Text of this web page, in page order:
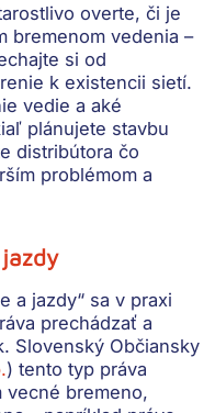
overte, či je
bremenom vedenia –
si od
k existencii sietí.
vedie a aké
plánujete stavbu
distribútora čo
problémom a
a jazdy“ sa v praxi
prechádzať a
Slovenský Občiansky
) tento typ práva
vecné bremeno,